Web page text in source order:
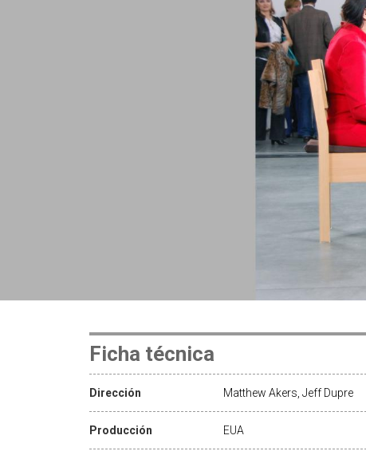
Ficha técnica
Dirección Matthew Akers, Jeff Dupre
Producción EUA